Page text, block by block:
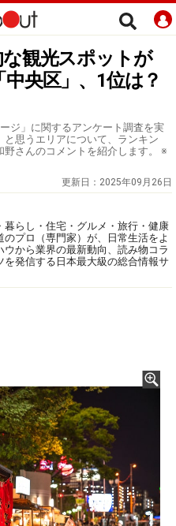
観光スポットが
央区」、1位は？
ジ」に関するアンケート調査を実
思うエリアについて、ランキン
さんのコメントを紹介します。 ※
更新日： 2025年09月26日
暮らし・住宅・グルメ・旅行・健康
プロ（専門家）が、日常生活をよ
ウから業界の最新動向、読み物コラ
を発信する日本最大級の総合情報サ